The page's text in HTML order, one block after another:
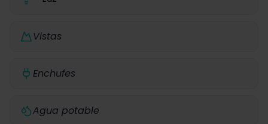
Vistas
Enchufes
Agua potable